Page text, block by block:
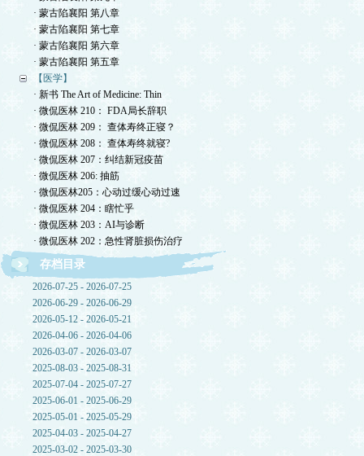
· 蒙古陷襄阳 第八章
· 蒙古陷襄阳 第七章
· 蒙古陷襄阳 第六章
· 蒙古陷襄阳 第五章
【医学】
· 新书 The Art of Medicine: Thin
· 微侃医林 210： FDA局长辞职
· 微侃医林 209： 查体寿终正寝？
· 微侃医林 208： 查体寿终就寝?
· 微侃医林 207：纠结新冠疫苗
· 微侃医林 206: 抽筋
· 微侃医林205：心动过缓心动过速
· 微侃医林 204：瞎忙乎
· 微侃医林 203：AI与诊断
· 微侃医林 202：急性肾脏损伤治疗
存档目录
2026-07-25 - 2026-07-25
2026-06-29 - 2026-06-29
2026-05-12 - 2026-05-21
2026-04-06 - 2026-04-06
2026-03-07 - 2026-03-07
2025-08-03 - 2025-08-31
2025-07-04 - 2025-07-27
2025-06-01 - 2025-06-29
2025-05-01 - 2025-05-29
2025-04-03 - 2025-04-27
2025-03-02 - 2025-03-30